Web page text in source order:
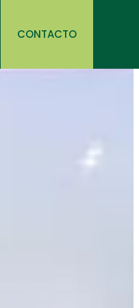
CONTACTO